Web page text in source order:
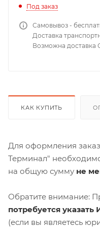
Под заказ
Самовывоз -
Доставка
Возможна доставка
КАК КУПИТЬ
Для оформления
Терминал"
на общую сумму не
Обратите внимание:
потребуется
(если вы являетесь